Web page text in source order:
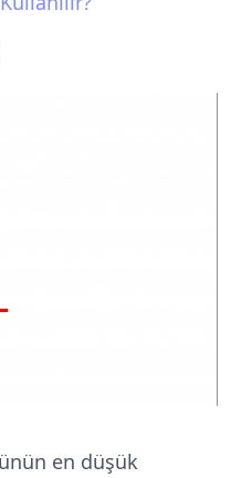
en düşük